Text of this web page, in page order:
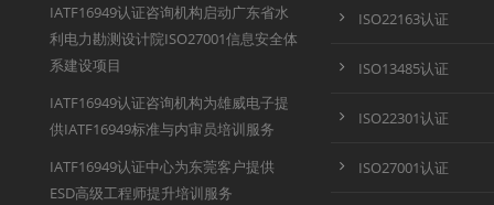
IATF16949认证咨询机构启动广东省水
利电力勘测设计院ISO27001信息安全体
系建设项目
IATF16949认证咨询机构为雄威电子提
供IATF16949标准与内审员培训服务
IATF16949认证中心为东莞客户提供
ESD高级工程师提升培训服务
ISO22163认证
ISO13485认证
ISO22301认证
ISO27001认证